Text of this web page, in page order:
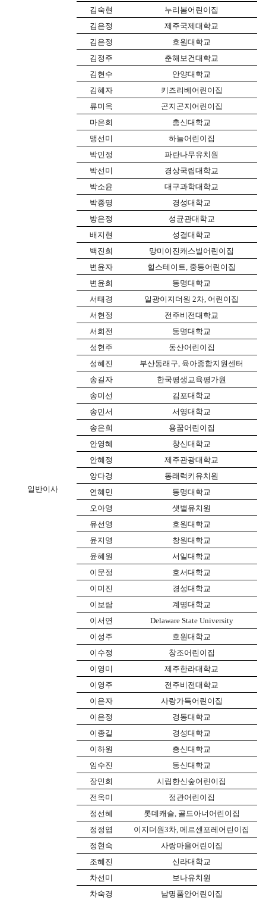
일반이사
김숙현
누리봄어린이집
김은정
제주국제대학교
김은정
호원대학교
김정주
춘해보건대학교
김현수
안양대학교
김혜자
키즈리베어린이집
류미옥
곤지곤지어린이집
마은희
총신대학교
맹선미
하늘어린이집
박민정
파란나무유치원
박선미
경상국립대학교
박소윤
대구과학대학교
박종명
경성대학교
방은정
성균관대학교
배지현
성결대학교
백진희
망미이진캐스빌어린이집
변윤자
힐스테이트, 중동어린이집
변윤희
동명대학교
서태경
일광이지더원 2차, 어린이집
서현정
전주비전대학교
서희전
동명대학교
성현주
동산어린이집
성혜진
부산동래구, 육아종합지원센터
송길자
한국평생교육평가원
송미선
김포대학교
송민서
서영대학교
송은희
용꿈어린이집
안영혜
창신대학교
안혜정
제주관광대학교
양다경
동래럭키유치원
연혜민
동명대학교
오아영
샛별유치원
유선영
호원대학교
윤지영
창원대학교
윤혜원
서일대학교
이문정
호서대학교
이미진
경성대학교
이보람
계명대학교
이서연
Delaware State University
이성주
호원대학교
이수정
창조어린이집
이영미
제주한라대학교
이영주
전주비전대학교
이은자
사랑가득어린이집
이은정
경동대학교
이종길
경성대학교
이하원
총신대학교
임수진
동신대학교
장민희
시립한신숲어린이집
전옥미
정관어린이집
정선혜
롯데캐슬, 골드아너어린이집
정정엽
이지더원3차, 메르센포레어린이집
정현숙
사랑마을어린이집
조혜진
신라대학교
차선미
보나유치원
차숙경
남명품안어린이집